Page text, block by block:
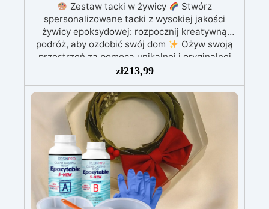
Zestaw tacki w żywicy
Stwórz
spersonalizowane tacki z wysokiej jakości
żywicy epoksydowej: rozpocznij kreatywną
podróż, aby ozdobić swój dom
Ożyw swoją
przestrzeń za pomocą unikalnej i oryginalnej
tacki dzięki naszemu zestawowi!
Dostarczamy Ci wszystko, czego potrzebujesz,
aby rozpocząć: 830 gramów żywicy
epoksydowej wysokiej jakości; formę do tacki z
uchwytami; 5 kolorów specjalnych dla żywicy;
rękawice i narzędzia do mieszania; przewodnik
pokazujący krok po kroku, jak to zrobić.
Zainspiruj się kreatywnymi pomysłami lub
eksperymentuj, tworząc nowe efekty: wypróbuj
efekt geodezyjny dla wzornictwa inspirowanego
naturą, stwórz tackę o pięknych odcieniach
zł213,99